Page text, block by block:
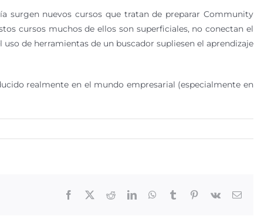
surgen nuevos cursos que tratan de preparar Community
cursos muchos de ellos son superficiales, no conectan el
de herramientas de un buscador supliesen el aprendizaje
realmente en el mundo empresarial (especialmente en
Facebook RedditLinkedInWhatsApp
Tumblr Pinterest
Vk
Correo